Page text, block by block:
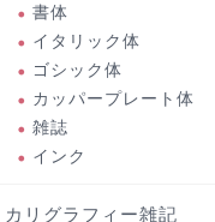
書体
イタリック体
ゴシック体
カッパープレート体
雑誌
インク
カリグラフィー雑記